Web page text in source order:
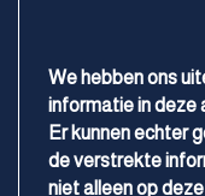
We hebben ons
informatie in deze
Er kunnen echter
de verstrekte
niet alleen op